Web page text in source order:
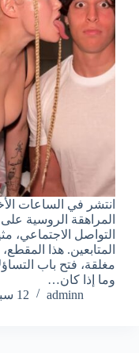
انتشر في الساعات
المراهقة الروسية
التواصل الاجتماعي،
المتابعين. هذا
مغلقة، فتح باب
وما إذا كان…
adminn
12 سبتمبر، 2025